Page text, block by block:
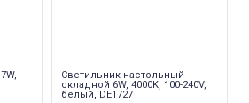
Светильник настольный
складной 6W, 4000K, 100-240V,
белый, DE1727